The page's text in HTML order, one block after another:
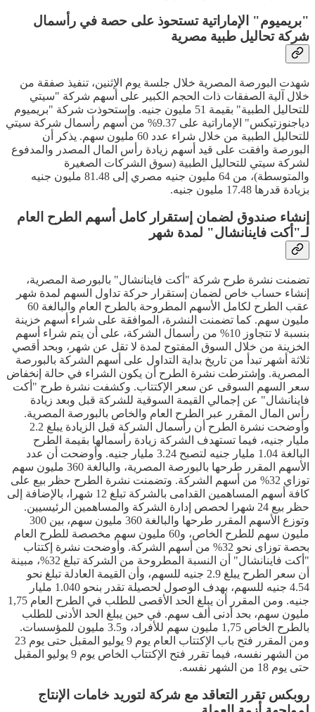
"بريميوم" الإماراتية تستحوذ على حصة في رأسمال
شركة تحاليل طبية مصرية
شهدت البورصة المصرية خلال جلسة يوم الإثنين، تنفيذ صفقة من
خلال آلية الصفقات ذات الحجم الكبير على أسهم شركة "سيتي
للتحاليل الطبية" بقيمة 51 مليون جنيه. وإستحوذت شركة "بريميوم
دياجنوزتيكس" الإماراتية على 9.37% من أسهم رأسمال شركة سيتي
للتحاليل الطبية من خلال شراء عدد 60 مليون سهم. يذكر أن
البورصة وافقت على قيد أسهم زيادة رأس المال المصدر والمدفوع
لشركة سيتي للتحاليل الطبية (سوق الشركات الصغيرة
والمتوسطة)، من 64 مليون جنيه مصري إلى 81.48 مليون جنيه
بزيادة قدرها 17.48 مليون جنيه.
إنشاء صندوق لضمان إستقرار كامل أسهم الطرح العام
لـ"أكت فاينانشال" لمدة شهر
تضمنت نشرة طرح شركة "أكت فاينانشال" بالبورصة المصرية،
إنشاء حساب خاص لضمان إستقرار حركة تداول السهم لمدة شهر
عقب الطرح لكامل الأسهم المطروحة بالطرح العام والبالغة 60
مليون سهم. كما تضمنت النشرة، الموافقة على شراء أسهم خزينة
بنسبة لا تتجاوز 10% من رأسمال الشركة، على أن يتم شراء أسهم
الخزينة من خلال السوق المفتوح لمدة لا تقل عن شهر، وبحد أقصي
ثلاثة أشهر تبدأ من تاريخ بداية التداول على أسهم الشركة بالبورصة
المصرية. وإشترطت نشرة الطرح أن يكون الشراء في حالة إنخفاض
سعر السهم السوقى عن سعر الإكتتاب. وكشفت نشرة طرح "أكت
فاينانشال" عن إجمالي القيمة السوقية للشركة قبل وبعد زيادة
رأس المال المقرر عبر الطرح العام والخاص بالبورصة المصرية.
وأوضحت نشرة الطرح أن رأسمال الشركة قبل الزيادة يبلغ 2.2
مليار جنيه، فيما تستهدف الشركة زيادة رأسمالها بقيمة الطرح
البالغة 1.04 مليار جنيه لتصبح 3.24 مليار جنيه. وأوضحت أن عدد
الأسهم المقرر طرحها بالبورصة المصرية، والبالغة 360 مليون سهم
توزاي 32% من أسهم الشركة. وتضمنت نشرة الطرح حظر بيع على
كافة أسهم المساهمين القدامى بالشركة تبلغ 12 شهرا، بالإضافة إلى
حظر بيع 24 شهرا لحصص إدارة الشركة والمساهمين الرئيسيين.
وتوزع الأسهم المقرر طرحها والبالغة 360 مليون سهم، بين 300
مليون سهم للطرح الخاص، و60 مليون سهم مخصصة للطرح العام
بحصة توزاى نحو 32% من أسهم الشركة. وأوضحت نشرة إكتتاب
"أكت فاينانشال" أن النسبة المطروحة من الشركة تبلغ 32%، مبينة
أن سعر الطرح يبلغ 2.9 جنيه للسهم، وأن القيمة العادلة تبلغ نحو
4.54 جنيه للسهم، بهدف الوصول لحصيلة تقدر بنحو 1.040 مليار
جنيه. ومن المقرر أن يبلغ الحد الأقصى للطلب في الطرح العام 1,75
مليون سهم، بحد أدنى ألف سهم. في حين يبلغ الحد الأدنى للطلب
بالطرح الخاص 1,75 مليون سهم للأفراد، و3.5 مليون للمؤسسات.
ومن المقرر فتح باب الإكتتاب العام يوم 9 يوليو المقبل حتى يوم 23
من الشهر نفسه، فيما تقرر فتح الإكتتاب الخاص يوم 9 يوليو المقبل
حتى يوم 18 من الشهر نفسه.
روبكس تقرر التعاقد مع شركة لتوريد خامات الإنتاج